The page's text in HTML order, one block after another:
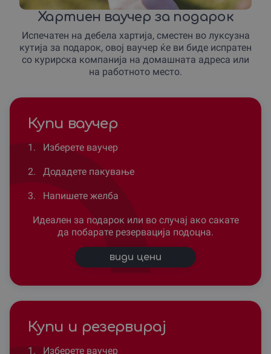
Хартиен ваучер за подарок
Испечатен на дебела хартија, сместен во луксузна
кутија за подарок, овој ваучер ќе ви биде испратен
со курирска компанија на домашната адреса или
на работното место.
Купи ваучер
1. Изберете ваучер
2. Додадете пакување
3. Напишете желба
Идеален за подарок или во случај ако сакате
да побарате резервација подоцна.
види цени
Купи и резервирај
1. Изберете ваучер